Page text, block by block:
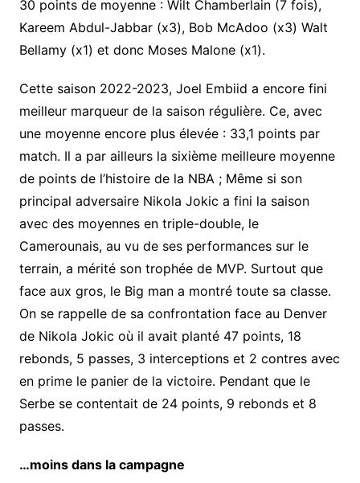
30 points de moyenne : Wilt Chamberlain (7 fois),
Kareem Abdul-Jabbar (x3), Bob McAdoo (x3) Walt
Bellamy (x1) et donc Moses Malone (x1).
Cette saison 2022-2023, Joel Embiid a encore fini
meilleur marqueur de la saison régulière. Ce, avec
une moyenne encore plus élevée : 33,1 points par
match. Il a par ailleurs la sixième meilleure moyenne
de points de l’histoire de la NBA ; Même si son
principal adversaire Nikola Jokic a fini la saison
avec des moyennes en triple-double, le
Camerounais, au vu de ses performances sur le
terrain, a mérité son trophée de MVP. Surtout que
face aux gros, le Big man a montré toute sa classe.
On se rappelle de sa confrontation face au Denver
de Nikola Jokic où il avait planté 47 points, 18
rebonds, 5 passes, 3 interceptions et 2 contres avec
en prime le panier de la victoire. Pendant que le
Serbe se contentait de 24 points, 9 rebonds et 8
passes.
…moins dans la campagne